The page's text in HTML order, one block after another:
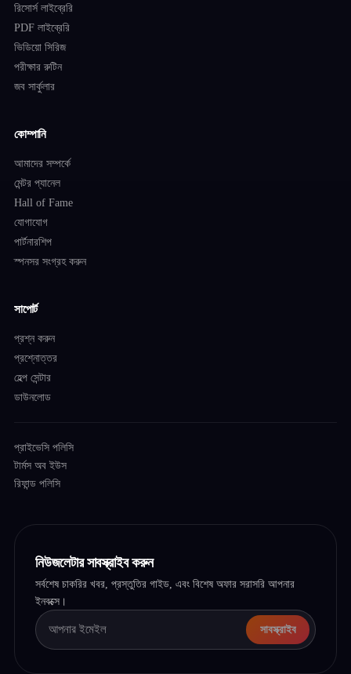
রিসোর্স লাইব্রেরি
PDF লাইব্রেরি
ভিডিয়ো সিরিজ
পরীক্ষার রুটিন
জব সার্কুলার
কোম্পানি
আমাদের সম্পর্কে
মেন্টর প্যানেল
Hall of Fame
যোগাযোগ
পার্টনারশিপ
স্পনসর সংগ্রহ করুন
সাপোর্ট
প্রশ্ন করুন
প্রশ্নোত্তর
হেল্প সেন্টার
ডাউনলোড
প্রাইভেসি পলিসি
টার্মস অব ইউস
রিফান্ড পলিসি
নিউজলেটার সাবস্ক্রাইব করুন
সর্বশেষ চাকরির খবর, প্রস্তুতির গাইড, এবং বিশেষ অফার সরাসরি আপনার
ইনবক্সে।
সাবস্ক্রাইব